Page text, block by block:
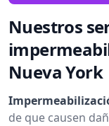
Nuestros
Nueva York
de que causen